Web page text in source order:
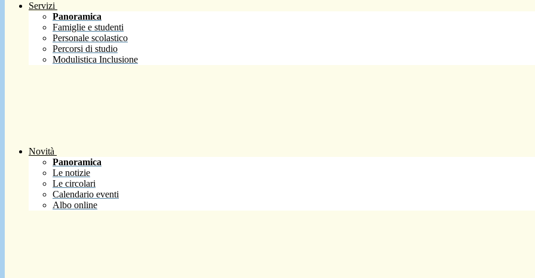
Servizi
Panoramica
Famiglie e studenti
Personale scolastico
Percorsi di studio
Modulistica Inclusione
Novità
Panoramica
Le notizie
Le circolari
Calendario eventi
Albo online